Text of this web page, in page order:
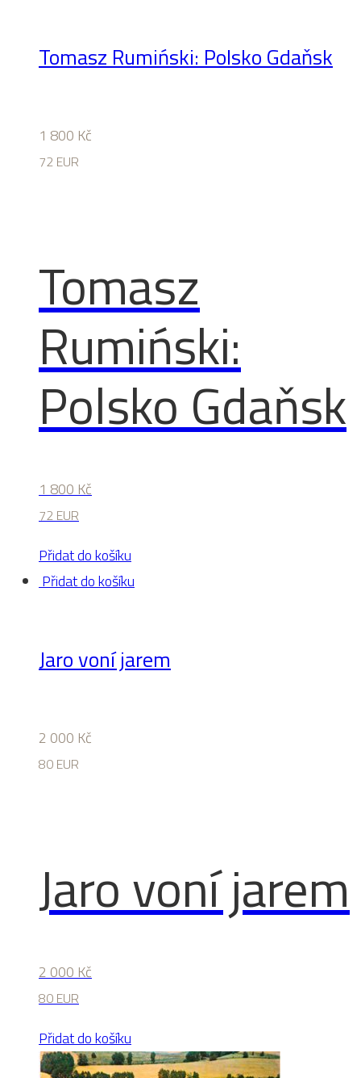
Tomasz Rumiński: Polsko Gdaňsk
1 800 Kč
72 EUR
Tomasz
Rumiński:
Polsko Gdaňsk
1 800Kč
72 EUR
Přidat do košíku
Přidat do košíku
Jaro voní jarem
2 000 Kč
80 EUR
Jaro voní jarem
2 000Kč
80 EUR
Přidat do košíku